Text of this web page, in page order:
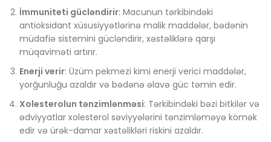
İmmuniteti gücləndirir: Macunun tərkibindəki
antioksidant xüsusiyyətlərinə malik maddələr, bədənin
müdafiə sistemini gücləndirir, xəstəliklərə qarşı
müqaviməti artırır.
Enerji verir: Üzüm pekmezi kimi enerji verici maddələr,
yorğunluğu azaldır və bədənə əlavə güc təmin edir.
Xolesterolun tənzimlənməsi: Tərkibindəki bəzi bitkilər və
ədviyyatlar xolesterol səviyyələrini tənzimləməyə kömək
edir və ürək-damar xəstəlikləri riskini azaldır.